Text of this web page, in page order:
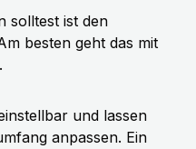
solltest ist den
besten geht das mit
und lassen
anpassen. Ein